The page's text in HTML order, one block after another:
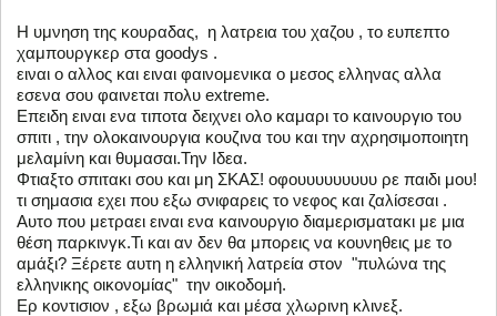
Η υμνηση της κουραδας, η λατρεια του χαζου , το ευπεπτο
χαμπουργκερ στα goodys .
ειναι ο αλλος και ειναι φαινομενικα ο μεσος ελληνας αλλα
εσενα σου φαινεται πολυ extreme.
Επειδη ειναι ενα τιποτα δειχνει ολο καμαρι το καινουργιο του
σπιτι , την ολοκαινουργια κουζινα του και την αχρησιμοποιητη
μελαμίνη και θυμασαι.Την Ιδεα.
Φτιαξτο σπιτακι σου και μη ΣΚΑΣ! οφουυυυυυυυυ ρε παιδι μου!
τι σημασια εχει που εξω σνιφαρεις το νεφος και ζαλίσεσαι .
Αυτο που μετραει ειναι ενα καινουργιο διαμερισματακι με μια
θέση παρκινγκ.Τι και αν δεν θα μπορεις να κουνηθεις με το
αμάξι? Ξέρετε αυτη η ελληνική λατρεία στον "πυλώνα της
ελληνικης οικονομίας" την οικοδομή.
Ερ κοντισιον , εξω βρωμιά και μέσα χλωρινη κλινεξ.